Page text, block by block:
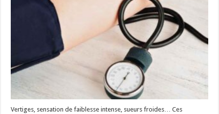
Vertiges, sensation de faiblesse intense, sueurs froides… Ces